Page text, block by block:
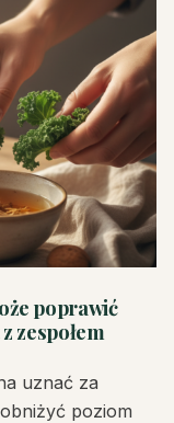
poprawić
zespołem
uznać za
poziom